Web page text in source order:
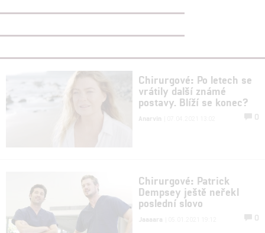
Chirurgové: Po letech se
vrátily další známé
postavy. Blíží se konec?
Anarvin 0
Chirurgové: Patrick
Dempsey ještě neřekl
poslední slovo
Jaaaara 0